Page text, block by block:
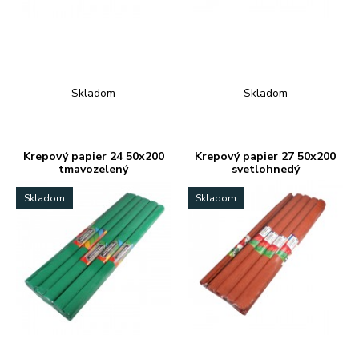
Skladom Skladom
Krepový papier 24 50x200
tmavozelený
Skladom
Krepový papier 27 50x200
svetlohnedý
Skladom